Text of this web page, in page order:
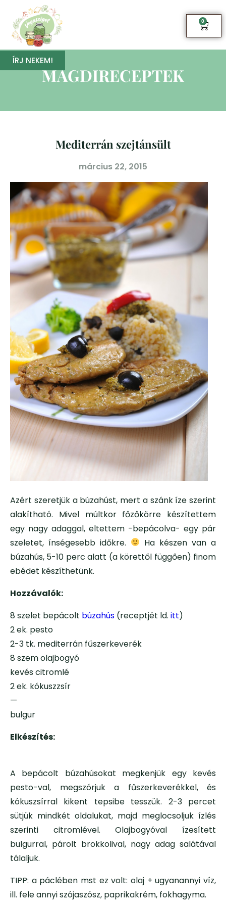
0
ÍRJ NEKEM!
MAGDIRECEPTEK
Mediterrán szejtánsült
március 22, 2015
Azért szeretjük a búzahúst, mert a szánk íze szerint
alakítható. Mivel múltkor főzőkörre készítettem
egy nagy adaggal, eltettem -bepácolva- egy pár
szeletet, ínségesebb időkre.
Ha készen van a
búzahús, 5-10 perc alatt (a körettől függően) finom
ebédet készíthetünk.
Hozzávalók:
8 szelet bepácolt búzahús (receptjét ld. itt)
2 ek. pesto
2-3 tk. mediterrán fűszerkeverék
8 szem olajbogyó
kevés citromlé
2 ek. kókuszzsír
—
bulgur
Elkészítés:
A bepácolt búzahúsokat megkenjük egy kevés
pesto-val, megszórjuk a fűszerkeverékkel, és
kókuszsírral kikent tepsibe tesszük. 2-3 percet
sütjük mindkét oldalukat, majd meglocsoljuk ízlés
szerinti citromlével. Olajbogyóval ízesített
bulgurral, párolt brokkolival, nagy adag salátával
tálaljuk.
TIPP: a páclében mst ez volt: olaj + ugyanannyi víz,
ill. fele annyi szójaszósz, paprikakrém, fokhagyma.